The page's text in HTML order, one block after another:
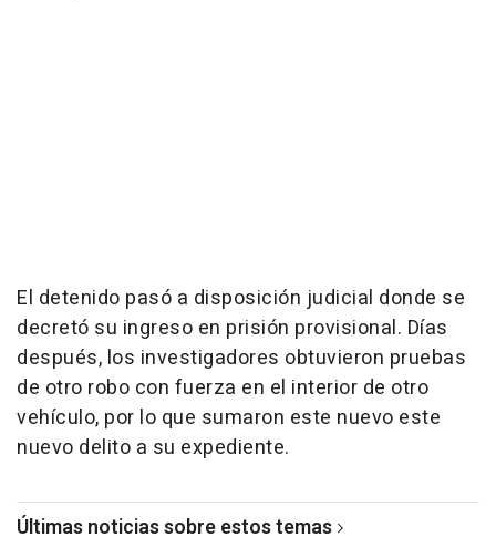
El detenido pasó a disposición judicial donde se
decretó su ingreso en prisión provisional. Días
después, los investigadores obtuvieron pruebas
de otro robo con fuerza en el interior de otro
vehículo, por lo que sumaron este nuevo este
nuevo delito a su expediente.
Últimas noticias sobre estos temas